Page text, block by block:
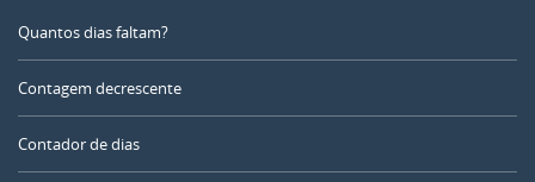
Quantos dias faltam?
Contagem decrescente
Contador de dias